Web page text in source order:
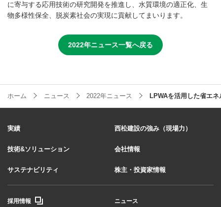
に寄与する応用技術の研究開発を推進し、水質環境の適正化、生
物多様性保全、脱炭素社会の実現に貢献してまいります。
2022年ニュース一覧へ戻る
ホーム ニュース 2022年ニュース LPWAを活用した省エ
実績 西松建設の強み（現場力）
技術&ソリューション 会社情報
サステナビリティ 株主・投資家情報
採用情報 ニュース